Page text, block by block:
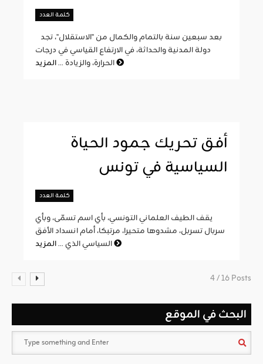
كلمة العدد
دولة المدنية والحداثة، في الارتفاع القياسي في درجات
الحرارة، والزيادة ...
أفق تحريك جمود الحياة
السياسية في تونس
كلمة العدد
يقف الطيف العلماني التونسي، بأي اسم تسمّى، وبأي
سربال تسربل، مشدوها متحيرا، مرتبكا، أمام انسداد الأفق
السياسي الذي ...
4 / 16 Posts
البحث في الموقع